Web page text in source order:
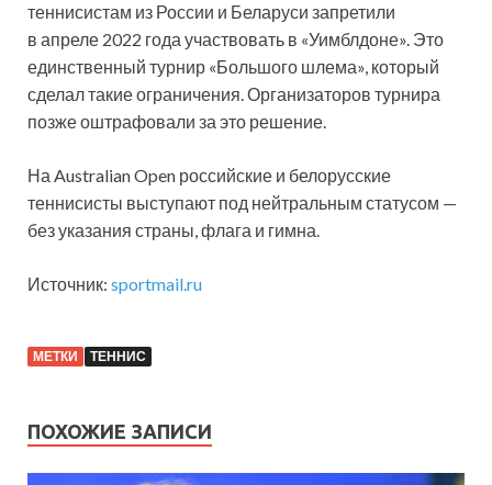
теннисистам из России и Беларуси запретили
в апреле 2022 года участвовать в «Уимблдоне». Это
единственный турнир «Большого шлема», который
сделал такие ограничения. Организаторов турнира
позже оштрафовали за это решение.
На Australian Open российские и белорусские
теннисисты выступают под нейтральным статусом —
без указания страны, флага и гимна.
Источник: sportmail.ru
МЕТКИ ТЕННИС
ПОХОЖИЕ ЗАПИСИ